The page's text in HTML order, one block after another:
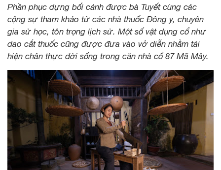
Phần phục dựng bối cảnh được bà Tuyết cùng các
cộng sự tham khảo từ các nhà thuốc Đông y, chuyên
gia sử học, tôn trọng lịch sử. Một số vật dụng cổ như
dao cắt thuốc cũng được đưa vào vở diễn nhằm tái
hiện chân thực đời sống trong căn nhà cổ 87 Mã Mây.